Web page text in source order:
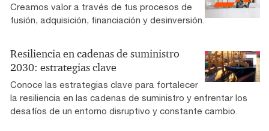
Creamos valor a través de tus procesos de
fusión, adquisición, financiación y desinversión.
Resiliencia en cadenas de suministro
2030: estrategias clave
Conoce las estrategias clave para fortalecer
la resiliencia en las cadenas de suministro y enfrentar los
desafíos de un entorno disruptivo y constante cambio.